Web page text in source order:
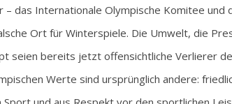
– das Internationale Olympische Komitee und
Ort für Winterspiele. Die Umwelt, die
seien bereits jetzt offensichtliche Verlierer
Werte sind ursprünglich andere: